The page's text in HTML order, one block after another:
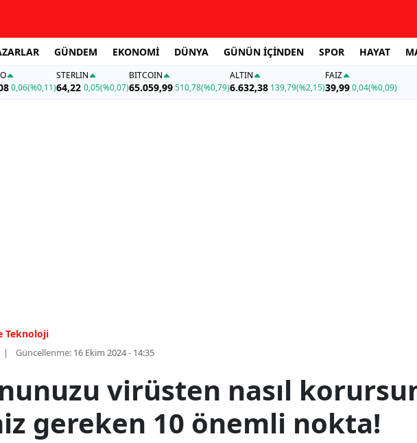
GÜNDEM EKONOMİ DÜNYA GÜNÜN İÇİNDEN SPOR HAYAT
0,06(%0,11)
STERLIN
64,22 0,05(%0,07)
BITCOIN
65.059,99510,78(%0,79)
ALTIN
6.632,38 139,79(%2,15)
FAİZ
39,990,04(%0,09)
Teknoloji
Güncellenme: 16 Ekim 2024 - 14:35
virüsten nasıl
gereken 10 önemli nokta!